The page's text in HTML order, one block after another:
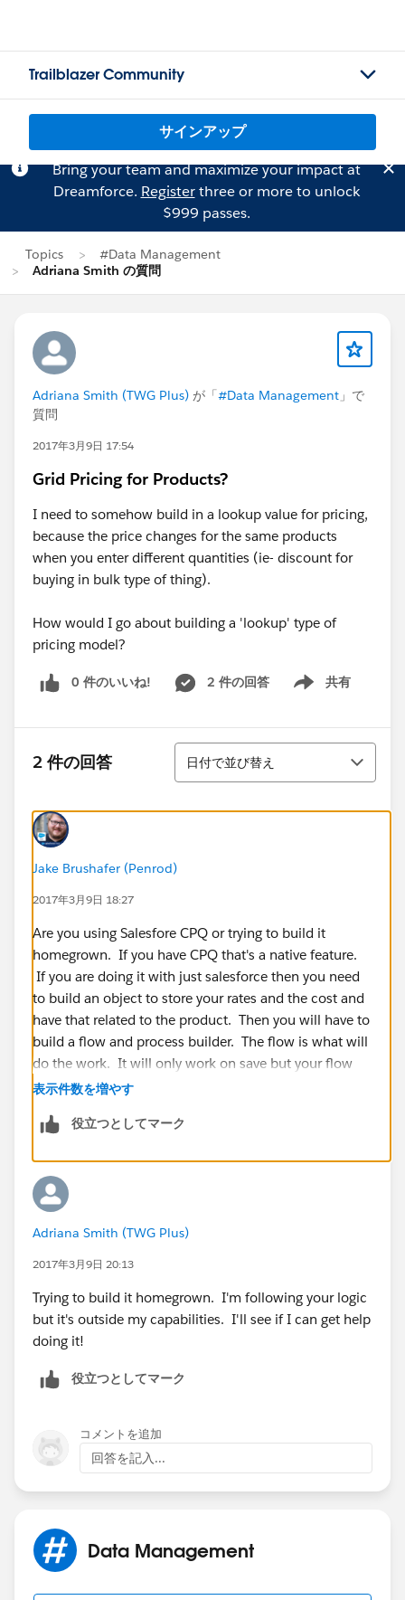
Trailblazer Community
サインアップ
Bring your team and maximize your impact at
Dreamforce. Registerthree or more to unlock
$999 passes.
Topics
#Data Management
Adriana Smith の質問
Adriana Smith (TWG Plus) が「#Data Management 」で
質問
2017年3月9日 17:54
Grid Pricing for Products?
I need to somehow build in a lookup value for pricing,
because the price changes for the same products
when you enter different quantities (ie- discount for
buying in bulk type of thing).
How would I go about building a 'lookup' type of
pricing model?
0 件のいいね! 2 件の回答 共有
Show menu
2 件の回答
並び替え
日付で並び替え
Jake Brushafer (Penrod)
2017年3月9日 18:27
Are you using Salesfore CPQ or trying to build it
homegrown. If you have CPQ that's a native feature.
If you are doing it with just salesforce then you need
to build an object to store your rates and the cost and
have that related to the product. Then you will have to
build a flow and process builder. The flow is what will
do the work. It will only work on save but your flow
has to query the records and find the record the
product and then update your opp product line items.
visual force and apex. But you could use the
underline structure of the table.
表示件数を増やす
役立つとしてマーク
Adriana Smith (TWG Plus)
2017年3月9日 20:13
Trying to build it homegrown. I'm following your logic
but it's outside my capabilities. I'll see if I can get help
doing it!
役立つとしてマーク
コメントを追加
回答を記入...
Data Management